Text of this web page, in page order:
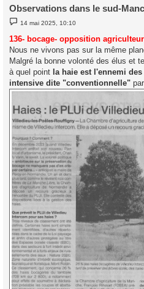
Observations dans le sud-
M
e
s
s
a
g
e
14 mai 2025, 10:10
136- bocage- opposition
Nous ne vivons pas sur la même
Malgré la bonne volonté des élus et
à quel point la haie est l'ennemi
intensive dite "conventionnelle"